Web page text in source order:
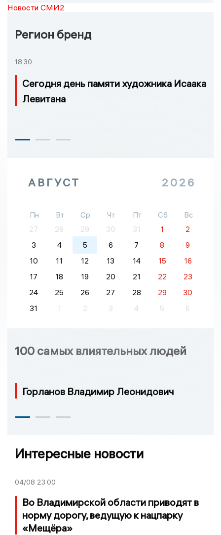
Новости СМИ2
Регион бренд
18:30
Сегодня день памяти художника Исаака
Левитана
АВГУСТ 2026
Пн Вт Ср Чт Пт Сб
Вс
27
28 29 30 31 1
2
3
4 5 6 7 8
9
10
11 12 13 14 15
16
17
18 19 20 21 22
23
24
25 26 27 28 29
30
31
1 2 3 4 5 6
100 самых влиятельных людей
Горланов Владимир Леонидович
Интересные новости
04/08 23:00
Во Владимирской области приводят в
норму дорогу, ведущую к нацпарку
«Мещёра»